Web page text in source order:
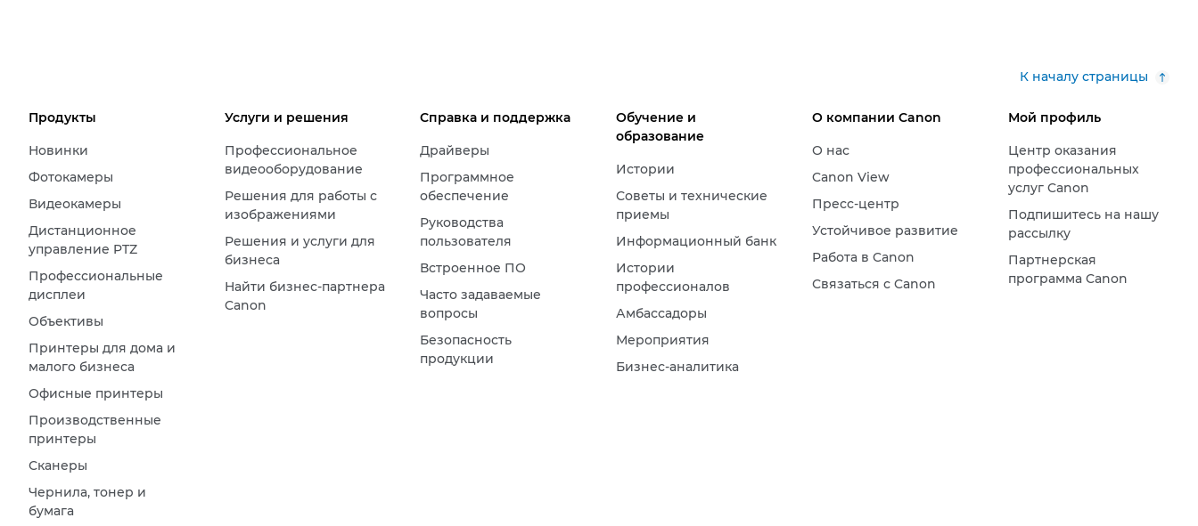
К началу страницы
Продукты
Новинки
Фотокамеры
Видеокамеры
Дистанционное
управление PTZ
Профессиональные
дисплеи
Объективы
Принтеры для дома и
малого бизнеса
Офисные принтеры
Производственные
принтеры
Сканеры
Чернила, тонер и
бумага
Услуги и решения
Профессиональное
видеооборудование
Решения для работы с
изображениями
Решения и услуги для
бизнеса
Найти бизнес-партнера
Canon
Справка и поддержка
Драйверы
Программное
обеспечение
Руководства
пользователя
Встроенное ПО
Часто задаваемые
вопросы
Безопасность
продукции
Обучение и
образование
Истории
Советы и технические
приемы
Информационный банк
Истории
профессионалов
Амбассадоры
Мероприятия
Бизнес-аналитика
О компании Canon
О нас
Canon View
Пресс-центр
Устойчивое развитие
Работа в Canon
Связаться с Canon
Мой профиль
Центр оказания
профессиональных
услуг Canon
Подпишитесь на нашу
рассылку
Партнерская
программа Canon